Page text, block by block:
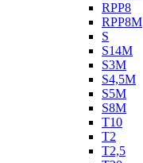
RPP8
RPP8M
S
S14M
S3M
S4,5M
S5M
S8M
T10
T2
T2,5